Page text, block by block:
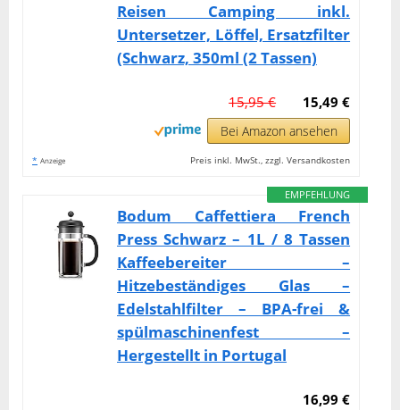
Reisen Camping inkl.
Untersetzer, Löffel, Ersatzfilter
(Schwarz, 350ml (2 Tassen)
15,49 €
15,95 €
Bei Amazon ansehen
* Anzeige Preis inkl. MwSt., zzgl. Versandkosten
EMPFEHLUNG
Bodum Caffettiera French
Press Schwarz – 1L / 8 Tassen
Kaffeebereiter –
Hitzebeständiges Glas –
Edelstahlfilter – BPA-frei &
spülmaschinenfest –
Hergestellt in Portugal
16,99 €